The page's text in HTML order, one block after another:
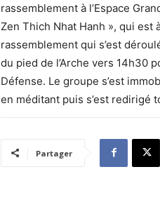
rassemblement à l’Espace
Zen Thich Nhat Hanh », qui est
rassemblement qui s’est
du pied de l’Arche vers 14h30
Défense. Le groupe s’est
en méditant puis s’est redirigé
Partager